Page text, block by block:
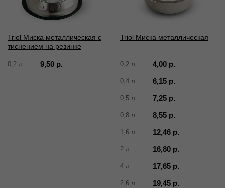
Triol Миска металлическая с
тиснением на резинке
0,2 л 9,50 р.
Triol Миска металлическая
0,2 л 4,00 р.
0,4 л 6,15 р.
0,5 л 7,25 р.
0,8 л 8,55 р.
1,6 л 12,46 р.
2 л 16,80 р.
4 л 17,65 р.
2,6 л 19,45 р.